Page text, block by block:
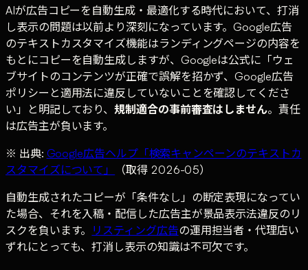
AIが広告コピーを自動生成・最適化する時代において、打消
し表示の問題は以前より深刻になっています。Google広告
のテキストカスタマイズ機能はランディングページの内容を
もとにコピーを自動生成しますが、Googleは公式に「ウェ
ブサイトのコンテンツが正確で誤解を招かず、Google広告
ポリシーと適用法に違反していないことを確認してくださ
い」と明記しており、規制適合の事前審査はしません。責任
は広告主が負います。
※ 出典: Google広告ヘルプ「検索キャンペーンのテキストカ
スタマイズについて」
（取得 2026-05）
自動生成されたコピーが「条件なし」の断定表現になってい
た場合、それを入稿・配信した広告主が景品表示法違反のリ
スクを負います。
リスティング広告の運用担当者・代理店い
ずれにとっても、打消し表示の知識は不可欠です。